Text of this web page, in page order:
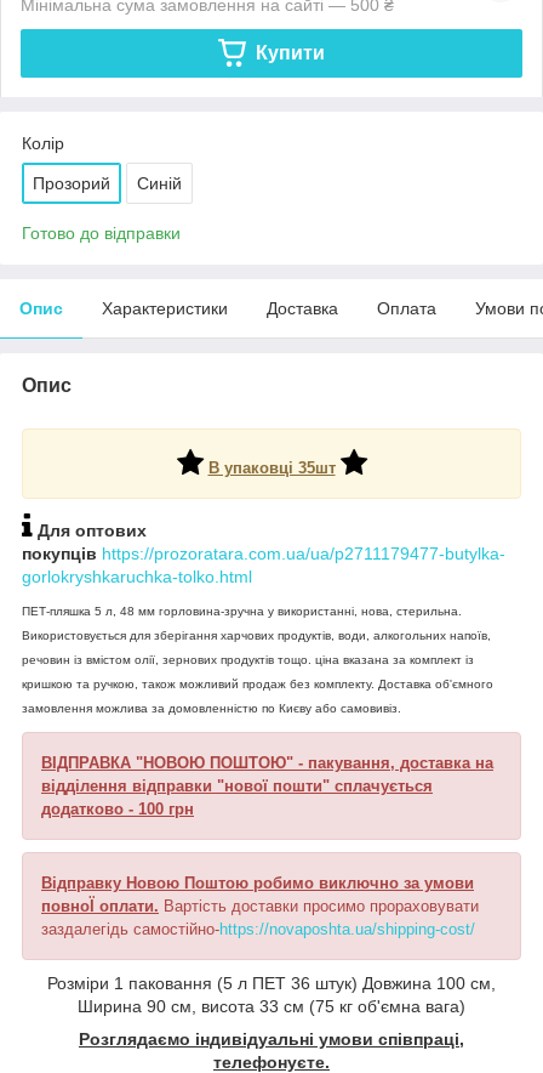
Мінімальна сума замовлення на сайті — 500 ₴
Купити
Колір
Прозорий Синій
Готово до відправки
Опис Характеристики Доставка Оплата Умови
Опис
В упаковці 35шт
Для оптових
покупців https://prozoratara.com.ua/ua/p2711179477-butylka-
gorlokryshkaruchka-tolko.html
ПЕТ-пляшка 5 л, 48 мм горловина-зручна у використанні, нова, стерильна.
Використовується для зберігання харчових продуктів, води, алкогольних напоїв,
речовин із вмістом олії, зернових продуктів тощо. ціна вказана за комплект із
кришкою та ручкою, також можливий продаж без комплекту. Доставка об'ємного
замовлення можлива за домовленністю по Києву або самовивіз.
ВІДПРАВКА "НОВОЮ ПОШТОЮ" - пакування, доставка на
відділення відправки "нової пошти" сплачується
додатково - 100 грн
Відправку Новою Поштою робимо виключно за умови
повноЇ оплати. Вартість доставки просимо прораховувати
заздалегідь самостійно-https://novaposhta.ua/shipping-cost/
Розміри 1 паковання (5 л ПЕТ 36 штук) Довжина 100 см,
Ширина 90 см, висота 33 см (75 кг об'ємна вага)
Розглядаємо індивідуальні умови співпраці,
телефонуєте.